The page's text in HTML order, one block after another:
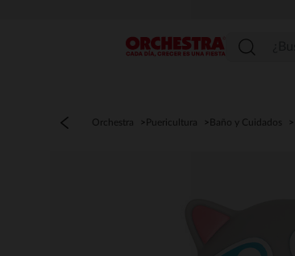
Menú
Orchestra Puericultura Baño y Cuidados